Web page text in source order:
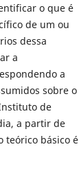
o que é
de um ou
dessa
a
a
sobre o
de
a partir de
teórico básico é